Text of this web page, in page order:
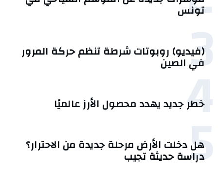
تونس
3
(فيديو) روبوتات شرطة تنظم حركة المرور
في الصين
4
خطر جديد يهدد محصول الأرز عالميًا
5
هل دخلت الأرض مرحلة جديدة من الاحترار؟
دراسة حديثة تجيب